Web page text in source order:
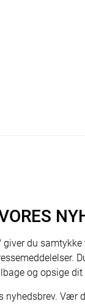
du samtykke
og opsige dit
nyhedsbrev. Vær